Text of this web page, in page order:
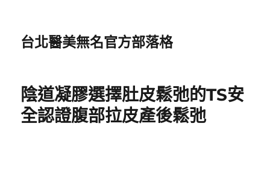
台北醫美無名官方部落格
陰道凝膠選擇肚皮鬆弛的TS安
全認證腹部拉皮產後鬆弛